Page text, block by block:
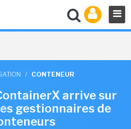
/ CONTENEUR
arrive sur
gestionnaires de